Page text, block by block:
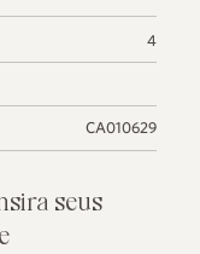
4
CA010629
seus